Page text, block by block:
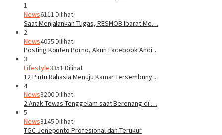
1
News6111 Dilihat
Saat Menjalankan Tugas, RESMOB Ibarat Me…
2
News4055 Dilihat
Posting Konten Porno, Akun Facebook Andi…
3
Lifestyle3351 Dilihat
12 Pintu Rahasia Menuju Kamar Tersembuny…
4
News3200 Dilihat
2 Anak Tewas Tenggelam saat Berenang di …
5
News3145 Dilihat
TGC Jeneponto Profesional dan Terukur